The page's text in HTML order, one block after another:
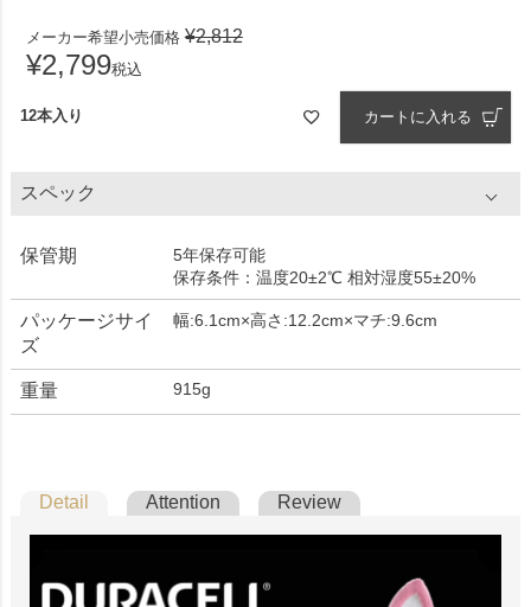
メーカー希望小売価格 ¥2,812
¥2,799税込
12本入り カートに入れる
スペック
保管期
5年保存可能
保存条件：温度20±2℃ 相対湿度55±20%
パッケージサイ
ズ
幅:6.1cm×高さ:12.2cm×マチ:9.6cm
重量 915g
Detail Attention Review